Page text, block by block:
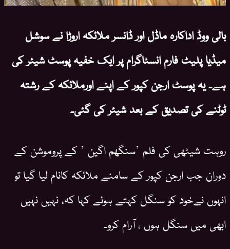
بالی ووڈ اداکارہ ماڈل اور ڈانسر ملائکہ اروڑا نے سوشل
میڈیا پلیٹ فارم انسٹاگرام پر ایک خفیہ پوسٹ شیئر کی
ہے۔ یہ پوسٹ ارجن کپور کے اپنے اورملائکہ کے رشتہ
ٹوٹنے کی تصدیق کے بعد شیئر کی گئی۔
روہت شیٹھی کی فلم ’سنگھم اگین ’ کے پروموشن کے
دوران جب ارجن کپور کے سامنے ملائکہ کانام لیا گیا تو
انہوں نےخود کو سنگل کہتے ہوئے کہا کہ، نہیں نہیں
ابھی میں سنگل ہوں ، آرام کرو۔